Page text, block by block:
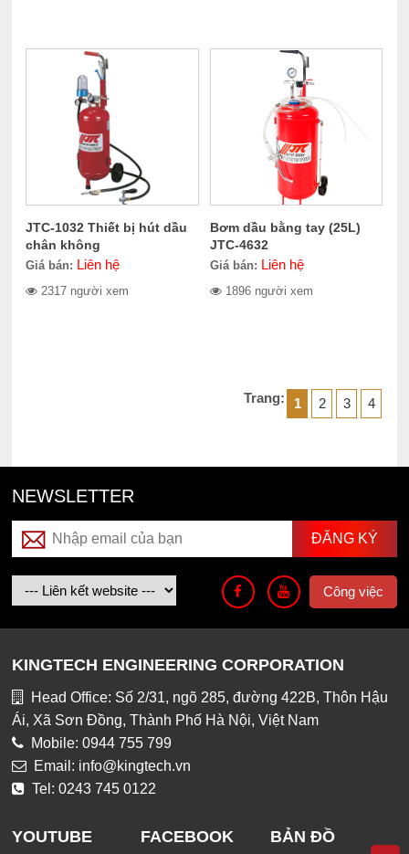
JTC-1032 Thiết bị hút dầu
chân không
Giá bán: Liên hệ
2317 người xem
Bơm dầu bằng tay (25L)
JTC-4632
Giá bán: Liên hệ
1896 người xem
Trang: 1 2 3 4
NEWSLETTER
Công việc
KINGTECH ENGINEERING CORPORATION
Head Office: Số 2/31, ngõ 285, đường 422B, Thôn Hậu
Ái, Xã Sơn Đồng, Thành Phố Hà Nội, Việt Nam
Mobile: 0944 755 799
Email: info@kingtech.vn
Tel: 0243 745 0122
YOUTUBE FACEBOOK BẢN ĐỒ